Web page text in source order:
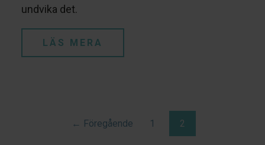
undvika det.
LÄS MERA
← Föregående 1 2